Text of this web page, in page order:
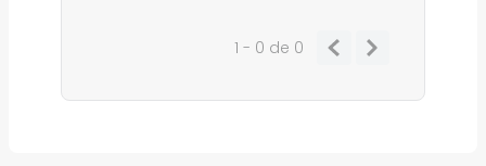
1 - 0 de 0